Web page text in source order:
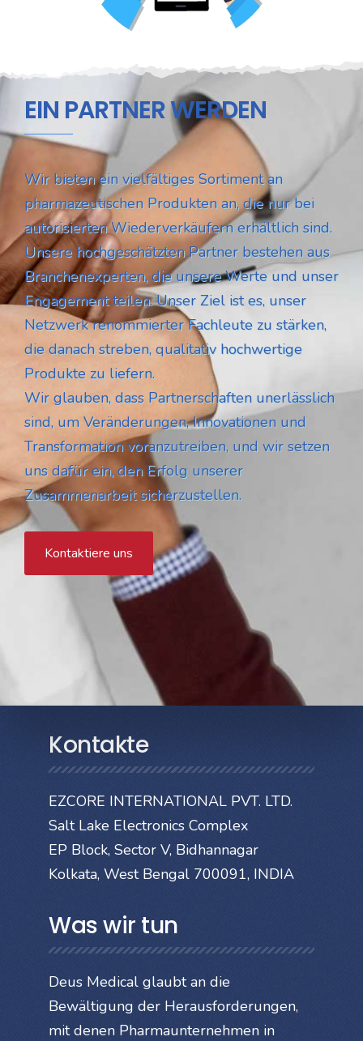
EIN PARTNER WERDEN
Wir bieten ein vielfältiges Sortiment an
pharmazeutischen Produkten an, die nur bei
autorisierten Wiederverkäufern erhältlich sind.
Unsere hochgeschätzten Partner bestehen aus
Branchenexperten, die unsere Werte und unser
Engagement teilen. Unser Ziel ist es, unser
Netzwerk renommierter Fachleute zu stärken,
die danach streben, qualitativ hochwertige
Produkte zu liefern.
Wir glauben, dass Partnerschaften unerlässlich
sind, um Veränderungen, Innovationen und
Transformation voranzutreiben, und wir setzen
uns dafür ein, den Erfolg unserer
Zusammenarbeit sicherzustellen.
Kontaktiere uns
Kontakte
EZCORE INTERNATIONAL PVT. LTD.
Salt Lake Electronics Complex
EP Block, Sector V, Bidhannagar
Kolkata, West Bengal 700091, INDIA
Was wir tun
Deus Medical glaubt an die
Bewältigung der Herausforderungen,
mit denen Pharmaunternehmen in